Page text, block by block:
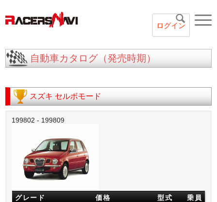
ログイン
自動車カタログ（発売時期）
スズキ セルボモード
199802 - 199809
グレード 価格 型式 乗員